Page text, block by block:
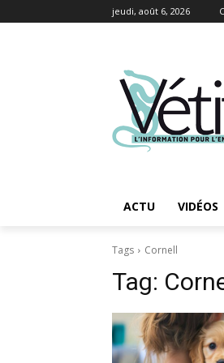
jeudi, août 6, 2026
ACTU VIDÉOS
Tags Cornell
Tag: